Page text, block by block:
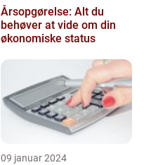
Årsopgørelse: Alt du
behøver at vide om din
økonomiske status
09 januar 2024